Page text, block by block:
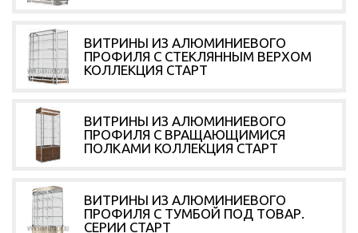
ВИТРИНЫ ИЗ АЛЮМИНИЕВОГО
ПРОФИЛЯ С СТЕКЛЯННЫМ ВЕРХОМ
КОЛЛЕКЦИЯ СТАРТ
ВИТРИНЫ ИЗ АЛЮМИНИЕВОГО
ПРОФИЛЯ С ВРАЩАЮЩИМИСЯ
ПОЛКАМИ КОЛЛЕКЦИЯ СТАРТ
ВИТРИНЫ ИЗ АЛЮМИНИЕВОГО
ПРОФИЛЯ С ТУМБОЙ ПОД ТОВАР.
СЕРИИ СТАРТ